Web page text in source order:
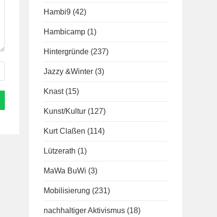
Hambi9 (42)
Hambicamp (1)
Hintergründe (237)
Jazzy &Winter (3)
Knast (15)
Kunst/Kultur (127)
Kurt Claßen (114)
Lützerath (1)
MaWa BuWi (3)
Mobilisierung (231)
nachhaltiger Aktivismus (18)